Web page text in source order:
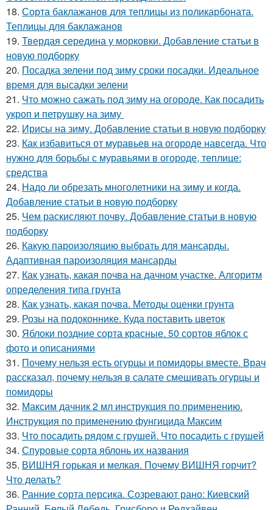
18. Сорта баклажанов для теплицы из поликарбоната.
Теплицы для баклажанов
19. Твердая середина у морковки. Добавление статьи в
новую подборку
20. Посадка зелени под зиму сроки посадки. Идеальное
время для высадки зелени
21. Что можно сажать под зиму на огороде. Как посадить
укроп и петрушку на зиму
22. Ирисы на зиму. Добавление статьи в новую подборку
23. Как избавиться от муравьев на огороде навсегда. Что
нужно для борьбы с муравьями в огороде, теплице:
средства
24. Надо ли обрезать многолетники на зиму и когда.
Добавление статьи в новую подборку
25. Чем раскисляют почву. Добавление статьи в новую
подборку
26. Какую пароизоляцию выбрать для мансарды.
Адаптивная пароизоляция мансарды
27. Как узнать, какая почва на дачном участке. Алгоритм
определения типа грунта
28. Как узнать, какая почва. Методы оценки грунта
29. Розы на подоконнике. Куда поставить цветок
30. Яблоки поздние сорта красные. 50 сортов яблок с
фото и описаниями
31. Почему нельзя есть огурцы и помидоры вместе. Врач
рассказал, почему нельзя в салате смешивать огурцы и
помидоры
32. Максим дачник 2 мл инструкция по применению.
Инструкция по применению фунгицида Максим
33. Что посадить рядом с грушей. Что посадить с грушей
34. Спуровые сорта яблонь их названия
35. ВИШНЯ горькая и мелкая. Почему ВИШНЯ горчит?
Что делать?
36. Ранние сорта персика. Созревают рано: Киевский